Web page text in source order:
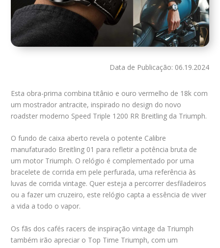
Data de Publicação: 06.19.2024
Esta obra-prima combina titânio e ouro vermelho de 18k com
um mostrador antracite, inspirado no design do novo
roadster moderno Speed Triple 1200 RR Breitling da Triumph.
O fundo de caixa aberto revela o potente Calibre
manufaturado Breitling 01 para refletir a potência bruta de
um motor Triumph. O relógio é complementado por uma
bracelete de corrida em pele perfurada, uma referência às
luvas de corrida vintage. Quer esteja a percorrer desfiladeiros
ou a fazer um cruzeiro, este relógio capta a essência de viver
a vida a todo o vapor.
Os fãs dos cafés racers de inspiração vintage da Triumph
também irão apreciar o Top Time Triumph, com um